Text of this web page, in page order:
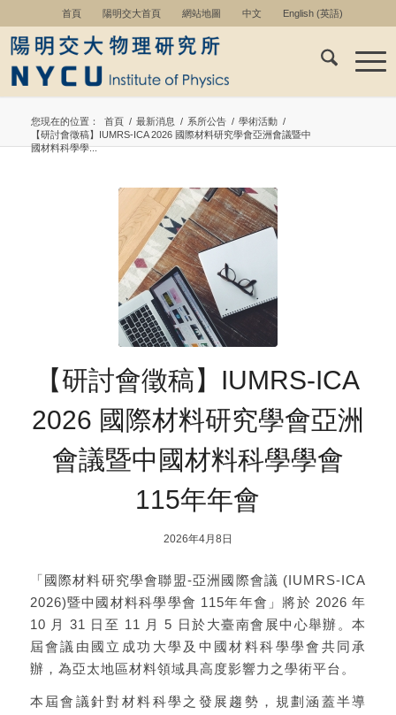
首頁 陽明交大首頁 網站地圖 中文 English(英語)
您現在的位置： 首頁 / 最新消息 / 系所公告 / 學術活動 /
【研討會徵稿】IUMRS-ICA 2026 國際材料研究學會亞洲會議暨中
國材料科學學...
【研討會徵稿】IUMRS-ICA
2026 國際材料研究學會亞洲
會議暨中國材料科學學會
115年年會
2026年4月8日
「國際材料研究學會聯盟-亞洲國際會議 (IUMRS-ICA
2026)暨中國材料科學學會 115年年會」將於 2026 年
10 月 31 日至 11 月 5 日於大臺南會展中心舉辦。本
屆會議由國立成功大學及中國材料科學學會共同承
辦，為亞太地區材料領域具高度影響力之學術平台。
本屆會議針對材料科學之發展趨勢，規劃涵蓋半導